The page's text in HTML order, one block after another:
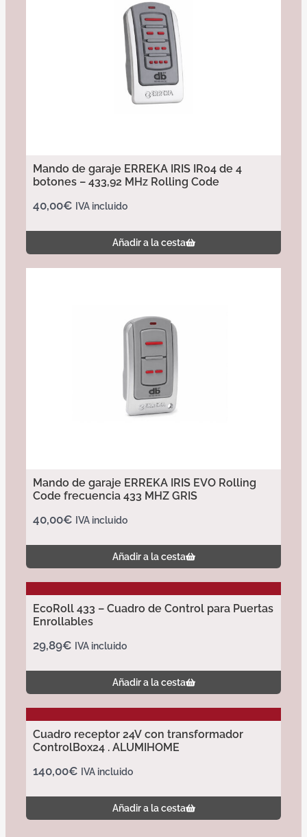
Mando de garaje ERREKA IRIS IR04 de 4
botones – 433,92 MHz Rolling Code
40,00€ IVA incluido
Añadir a la cesta
Mando de garaje ERREKA IRIS EVO Rolling
Code frecuencia 433 MHZ GRIS
40,00€ IVA incluido
Añadir a la cesta
EcoRoll 433 – Cuadro de Control para Puertas
Enrollables
29,89€ IVA incluido
Añadir a la cesta
Cuadro receptor 24V con transformador
ControlBox24 . ALUMIHOME
140,00€ IVA incluido
Añadir a la cesta